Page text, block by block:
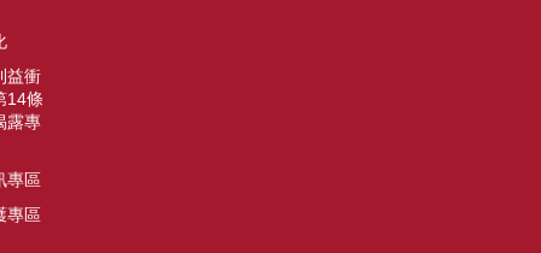
益衝
14條
露專
專區
專區